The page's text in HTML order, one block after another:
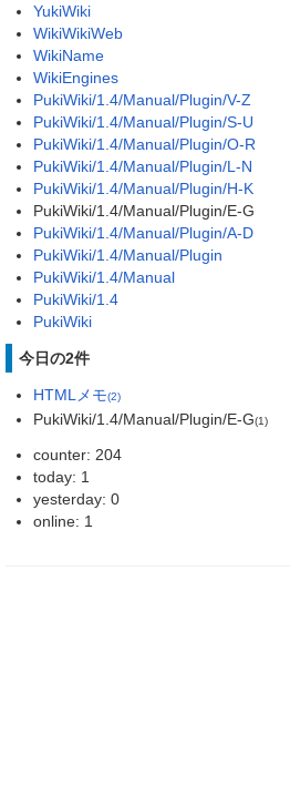
YukiWiki
WikiWikiWeb
WikiName
WikiEngines
PukiWiki/1.4/Manual/Plugin/V-Z
PukiWiki/1.4/Manual/Plugin/S-U
PukiWiki/1.4/Manual/Plugin/O-R
PukiWiki/1.4/Manual/Plugin/L-N
PukiWiki/1.4/Manual/Plugin/H-K
PukiWiki/1.4/Manual/Plugin/E-G
PukiWiki/1.4/Manual/Plugin/A-D
PukiWiki/1.4/Manual/Plugin
PukiWiki/1.4/Manual
PukiWiki/1.4
PukiWiki
今日の2件
HTMLメモ(2)
PukiWiki/1.4/Manual/Plugin/E-G(1)
counter: 204
today: 1
yesterday: 0
online: 1